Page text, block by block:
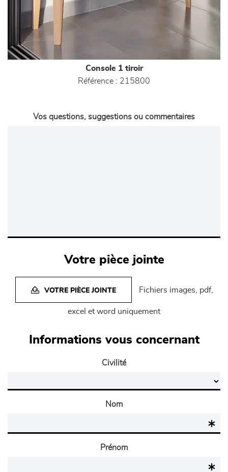
Console 1 tiroir
Référence : 215800
Vos questions, suggestions ou commentaires
Votre pièce jointe
VOTRE PIÈCE JOINTE Fichiers images, pdf,
excel et word uniquement
Informations vous concernant
Civilité
Nom
Prénom